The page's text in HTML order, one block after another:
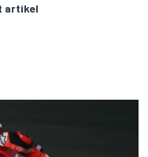
artikel